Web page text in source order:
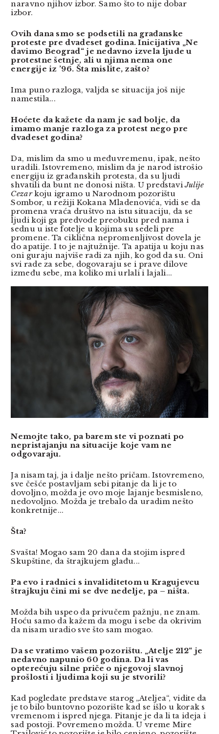
naravno njihov izbor. Samo što to nije dobar
izbor.
Ovih dana smo se podsetili na građanske
proteste pre dvadeset godina. Inicijativa „Ne
davimo Beograd“ je nedavno izvela ljude u
protestne šetnje, ali u njima nema one
energije iz ’96. Šta mislite, zašto?
Ima puno razloga, valjda se situacija još nije
namestila...
Hoćete da kažete da nam je sad bolje, da
imamo manje razloga za protest nego pre
dvadeset godina?
Da, mislim da smo u međuvremenu, ipak, nešto
uradili. Istovremeno, mislim da je narod istrošio
energiju iz građanskih protesta, da su ljudi
shvatili da bunt ne donosi ništa. U predstaviJulije
Cezarkoju igramo u Narodnom pozorištu
Sombor, u režiji Kokana Mladenovića, vidi se da
promena vraća društvo na istu situaciju, da se
ljudi koji ga predvode preobuku pred nama i
sednu u iste fotelje u kojima su sedeli pre
promene. Ta ciklična nepromenljivost dovela je
do apatije. I to je najtužnije. Ta apatija u koju nas
oni guraju najviše radi za njih, ko god da su. Oni
svi rade za sebe, dogovaraju se i prave dilove
između sebe, ma koliko mi urlali i lajali...
Nemojte tako, pa barem ste vi poznati po
nepristajanju na situacije koje vam ne
odgovaraju.
Ja nisam taj, ja i dalje nešto pričam. Istovremeno,
sve češće postavljam sebi pitanje da li je to
dovoljno, možda je ovo moje lajanje besmisleno,
nedovoljno. Možda je trebalo da uradim nešto
konkretnije...
Šta?
Svašta! Mogao sam 20 dana da stojim ispred
Skupštine, da štrajkujem glađu...
Pa evo i radnici s invaliditetom u Kragujevcu
štrajkuju čini mi se dve nedelje, pa – ništa.
Možda bih uspeo da privučem pažnju, ne znam.
Hoću samo da kažem da mogu i sebe da okrivim
da nisam uradio sve što sam mogao.
Da se vratimo vašem pozorištu. „Atelje 212“ je
nedavno napunio 60 godina. Da li vas
opterećuju silne priče o njegovoj slavnoj
prošlosti i ljudima koji su je stvorili?
Kad pogledate predstave starog „Ateljea“, vidite da
je to bilo buntovno pozorište kad se išlo u korak s
vremenom i ispred njega. Pitanje je da li ta ideja i
sad postoji. Povremeno možda. U vreme Mire